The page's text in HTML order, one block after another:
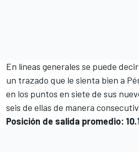
En líneas generales se puede
un trazado que le sienta bien a
en los puntos en siete de sus
seis de ellas de manera
Posición de salida promedio: